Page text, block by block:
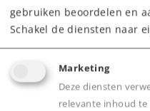
Downloads
gebruiken beoordelen en
Schakel de diensten naar
Marketing
Deze diensten
relevante inhoud